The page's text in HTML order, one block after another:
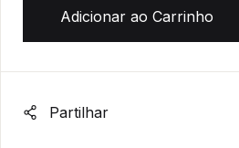
Adicionar ao Carrinho
Partilhar